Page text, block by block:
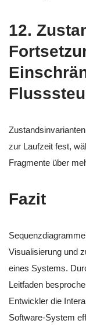
12.
zur Laufzeit fest,
Fragmente über
Fazit
Visualisierung und
eines Systems.
Leitfaden
Entwickler die
Software-System